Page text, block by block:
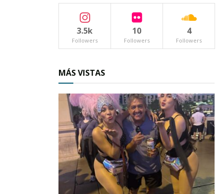
3.5k
Followers
10
Followers
4
Followers
MÁS VISTAS